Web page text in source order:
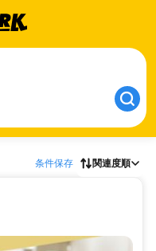
条件保存 関連度順